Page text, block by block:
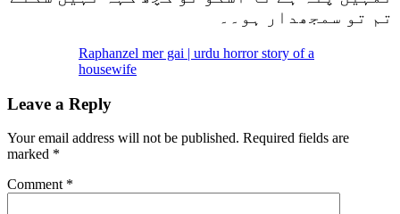
تم تو سمجھدار ہو۔۔
Raphanzel mer gai | urdu horror story of a
housewife
Leave a Reply
Your email address will not be published. Required fields are
marked *
Comment *